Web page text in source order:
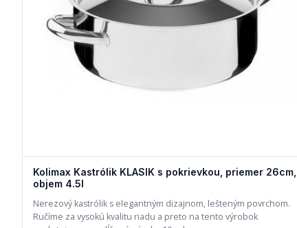
Kolimax Kastrólik KLASIK s pokrievkou, priemer 26cm,
objem 4.5l
Nerezový kastrólik s elegantným dizajnom, lešteným povrchom.
Ručíme za vysokú kvalitu riadu a preto na tento výrobok